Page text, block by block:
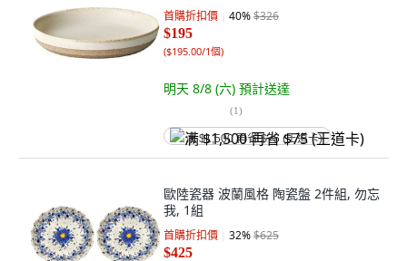
首購折扣價 40%$326
$195
($195.00/1個)
明天 8/8 (六) 預計送達
(1)
满 $1,500 再省 $75 (王道卡)
歐陸瓷器 波蘭風格 陶瓷盤 2件組, 勿忘
我, 1組
首購折扣價 32%$625
$425